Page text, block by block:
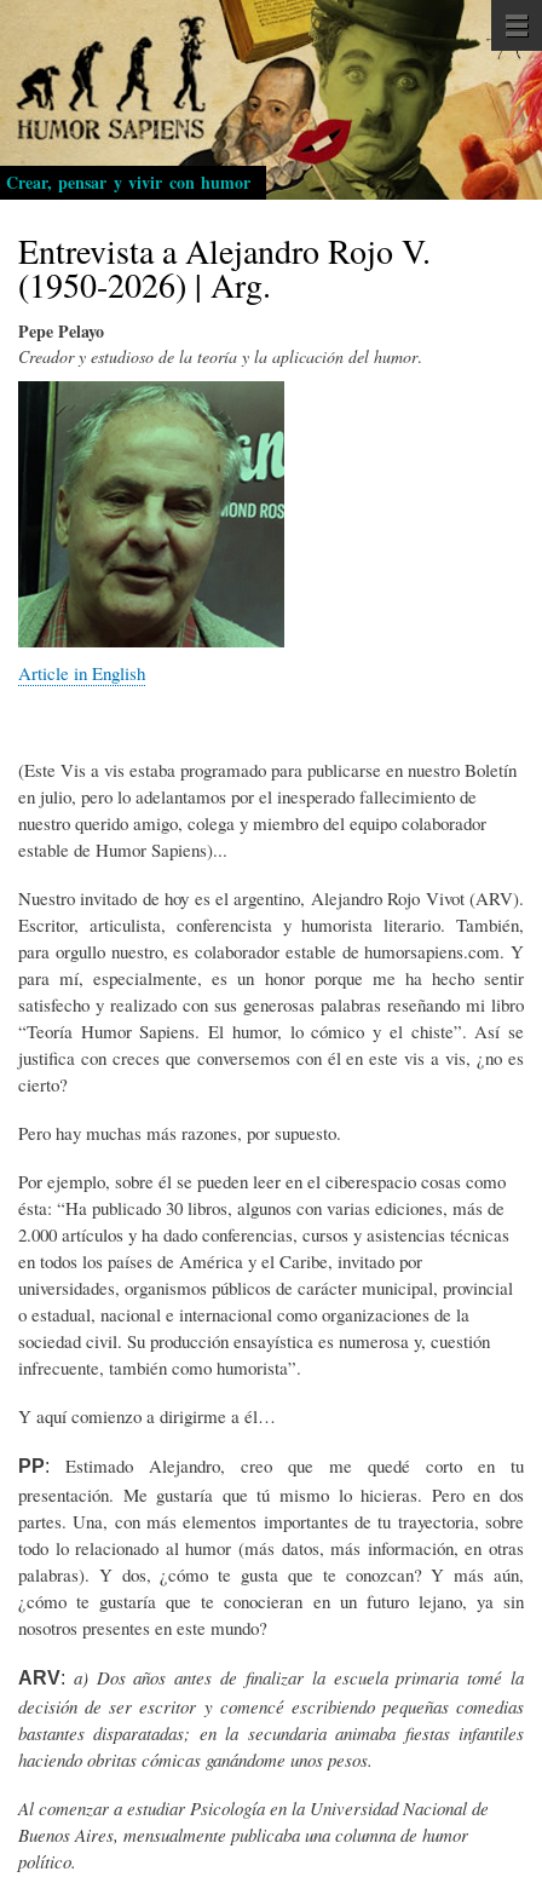
Pasar
al
contenido
principal
Crear, pensar y vivir con humor
Entrevista a Alejandro Rojo V.
(1950-2026) | Arg.
Pepe Pelayo
Creador y estudioso de la teoría y la aplicación del humor.
Article in English
(Este Vis a vis estaba programado para publicarse en nuestro Boletín
en julio, pero lo adelantamos por el inesperado fallecimiento de
nuestro querido amigo, colega y miembro del equipo colaborador
estable de Humor Sapiens)...
Nuestro invitado de hoy es el argentino, Alejandro Rojo Vivot (ARV).
Escritor, articulista, conferencista y humorista literario. También,
para orgullo nuestro, es colaborador estable de humorsapiens.com. Y
para mí, especialmente, es un honor porque me ha hecho sentir
satisfecho y realizado con sus generosas palabras reseñando mi libro
“Teoría Humor Sapiens. El humor, lo cómico y el chiste”. Así se
justifica con creces que conversemos con él en este vis a vis, ¿no es
cierto?
Pero hay muchas más razones, por supuesto.
Por ejemplo, sobre él se pueden leer en el ciberespacio cosas como
ésta: “Ha publicado 30 libros, algunos con varias ediciones, más de
2.000 artículos y ha dado conferencias, cursos y asistencias técnicas
en todos los países de América y el Caribe, invitado por
universidades, organismos públicos de carácter municipal, provincial
o estadual, nacional e internacional como organizaciones de la
sociedad civil. Su producción ensayística es numerosa y, cuestión
infrecuente, también como humorista”.
Y aquí comienzo a dirigirme a él…
PP: Estimado Alejandro, creo que me quedé corto en tu
presentación. Me gustaría que tú mismo lo hicieras. Pero en dos
partes. Una, con más elementos importantes de tu trayectoria, sobre
todo lo relacionado al humor (más datos, más información, en otras
palabras). Y dos, ¿cómo te gusta que te conozcan? Y más aún,
¿cómo te gustaría que te conocieran en un futuro lejano, ya sin
nosotros presentes en este mundo?
ARV: a) Dos años antes de finalizar la escuela primaria tomé la
decisión de ser escritor y comencé escribiendo pequeñas comedias
bastantes disparatadas; en la secundaria animaba fiestas infantiles
haciendo obritas cómicas ganándome unos pesos.
Al comenzar a estudiar Psicología en la Universidad Nacional de
Buenos Aires, mensualmente publicaba una columna de humor
político.